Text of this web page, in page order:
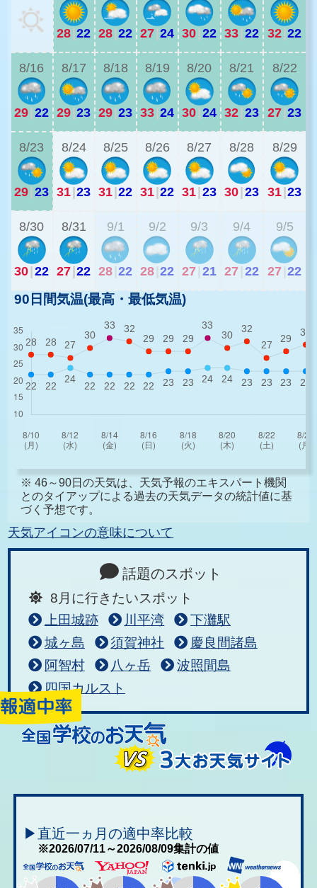
28|22 28|22 27|24 30|22 33|22 32|22
8/16
29|22
8/17
29|23
8/18
29|23
8/19
33|24
8/20
30|24
8/21
32|23
8/22
27|23
8/23
29|23
8/24
31|23
8/25
31|22
8/26
31|22
8/27
31|23
8/28
30|23
8/29
31|23
8/30
30|22
8/31
27|22
9/1
28 22
9/2
28 22
9/3
27 21
9/4
27 22
9/5
27 22
90日間気温(最高・最低気温)
※ 46～90日の天気は、天気予報のエキスパート機関
とのタイアップによる過去の天気データの統計値に基
づく予想です。
天気アイコンの意味について
話題のスポット
8月に行きたいスポット
上田城跡
川平湾
下灘駅
城ヶ島
須賀神社
慶良間諸島
阿智村
八ヶ岳
波照間島
四国カルスト
▶直近一ヵ月の適中率比較
※2026/07/11～2026/08/09集計の値